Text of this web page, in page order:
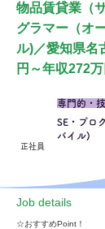
物品賃貸業（
グラマー（オ
ル)／愛知県名
円～年収272万
正社員
専門的・
SE・プロ
バイル)
​Job details
☆おすすめPoint！